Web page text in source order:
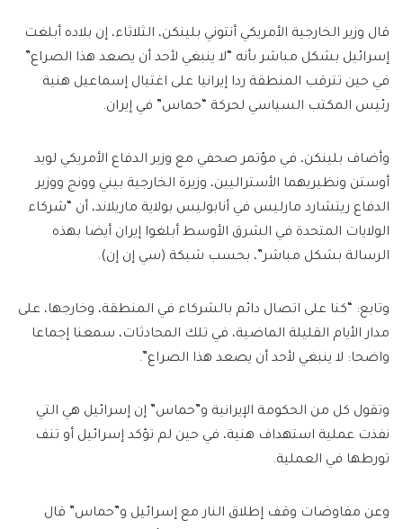
قال وزير الخارجية الأمريكي أنتوني بلينكن، الثلاثاء، إن بلاده أبلغت
إسرائيل بشكل مباشر بأنه “لا ينبغي لأحد أن يصعد هذا الصراع”
في حين تترقب المنطقة ردا إيرانيا على اغتيال إسماعيل هنية
رئيس المكتب السياسي لحركة “حماس” في إيران.
وأضاف بلينكن، في مؤتمر صحفي مع وزير الدفاع الأمريكي لويد
أوستن ونظيريهما الأستراليين، وزيرة الخارجية بيني وونج ووزير
الدفاع ريتشارد مارليس في أنابوليس بولاية ماريلاند، أن “شركاء
الولايات المتحدة في الشرق الأوسط أبلغوا إيران أيضا بهذه
الرسالة بشكل مباشر”، بحسب شبكة (سي إن إن).
وتابع: “كنا على اتصال دائم بالشركاء في المنطقة، وخارجها، على
مدار الأيام القليلة الماضية، في تلك المحادثات، سمعنا إجماعا
واضحا: لا ينبغي لأحد أن يصعد هذا الصراع”.
وتقول كل من الحكومة الإيرانية و”حماس” إن إسرائيل هي التي
نفذت عملية استهداف هنية، في حين لم تؤكد إسرائيل أو تنف
تورطها في العملية.
وعن مفاوضات وقف إطلاق النار مع إسرائيل و”حماس” قال